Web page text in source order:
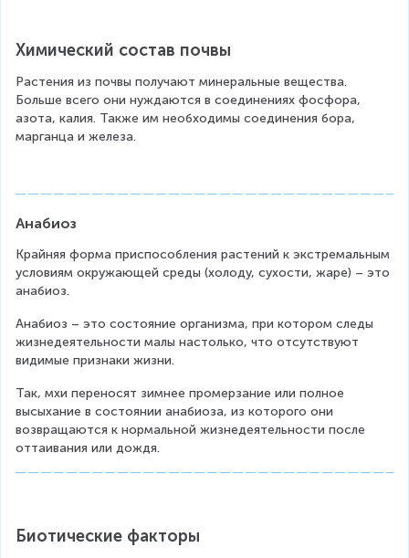
Химический состав почвы
Растения из почвы получают минеральные вещества.
Больше всего они нуждаются в соединениях фосфора,
азота, калия. Также им необходимы соединения бора,
марганца и железа.
Анабиоз
Крайняя форма приспособления растений к экстремальным
условиям окружающей среды (холоду, сухости, жаре) – это
анабиоз.
Анабиоз – это состояние организма, при котором следы
жизнедеятельности малы настолько, что отсутствуют
видимые признаки жизни.
Так, мхи переносят зимнее промерзание или полное
высыхание в состоянии анабиоза, из которого они
возвращаются к нормальной жизнедеятельности после
оттаивания или дождя.
Биотические факторы